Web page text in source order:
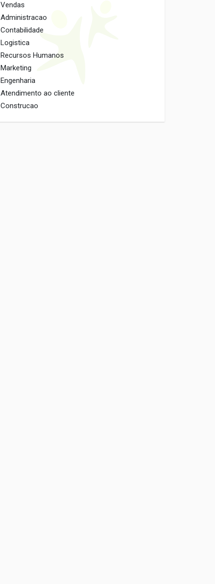
Vendas
Administracao
Contabilidade
Logistica
Recursos Humanos
Marketing
Engenharia
Atendimento ao cliente
Construcao